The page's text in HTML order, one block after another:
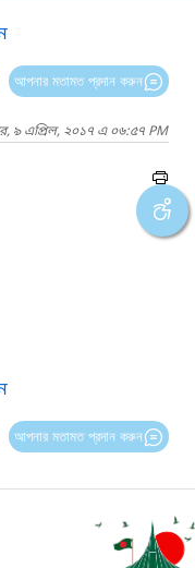
আপনার মতামত প্রদান করুন
৯ এপ্রিল, ২০১৭ এ ০৬:৫৭ PM
আপনার মতামত প্রদান করুন